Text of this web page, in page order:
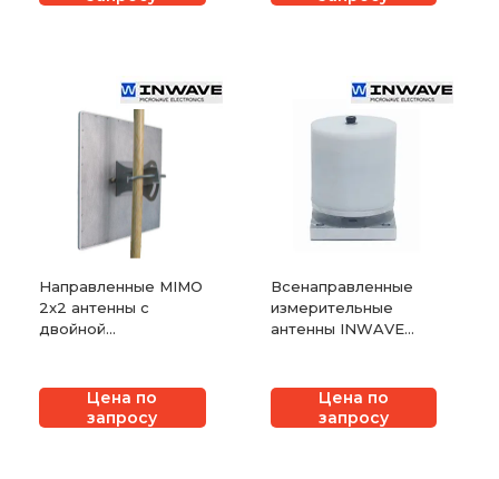
Направленные MIMO
2x2 антенны с
двойной
ANT5000/23MIMO
Цена по
запросу
Всенаправленные
измерительные
антенны INWAVE
Цена по
запросу